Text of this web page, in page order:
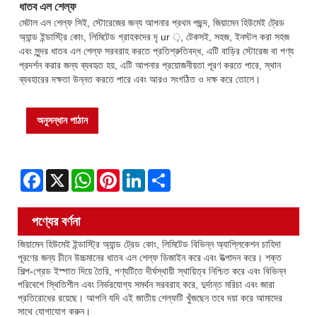
ধাতব এল শেল্ফ
মেটাল এল শেল্ফ সিই, স্টোরেজের জন্য আপনার প্রথম পছন্দ, জিয়ামেন হিউমেই ট্রেড
অ্যান্ড ইন্ডাস্ট্রি কোং, লিমিটেড গ্রাহকদের দৃ ur ়, টেকসই, সহজ, ইনস্টল করা সহজ
এবং সুন্দর ধাতব এল শেল্ফ সরবরাহ করতে প্রতিশ্রুতিবদ্ধ, এটি বাড়ির স্টোরেজ বা পণ্য
প্রদর্শন করার জন্য ব্যবহৃত হয়, এটি আপনার প্রয়োজনীয়তা পূরণ করতে পারে, স্থান
ব্যবহারের দক্ষতা উন্নত করতে পারে এবং আরও সংগঠিত ও দক্ষ করে তোলে।
অনুসন্ধান পাঠান
Facebook
X WhatsAppPinterestLinkedIn
পণ্যের বর্ণনা
জিয়ামেন হিউমেই ইন্ডাস্ট্রি অ্যান্ড ট্রেড কোং, লিমিটেড বিভিন্ন অ্যাপ্লিকেশন চাহিদা
পূরণের জন্য চীনে উচ্চমানের ধাতব এল শেল্ফ ডিজাইন করে এবং উত্পাদন করে। শক্ত
শিল্প-গ্রেড ইস্পাত দিয়ে তৈরি, পণ্যটিতে দীর্ঘস্থায়ী স্থায়িত্ব নিশ্চিত করে এবং বিভিন্ন
পরিবেশে স্থিতিশীল এবং নির্ভরযোগ্য সমর্থন সরবরাহ করে, দুর্দান্ত মরিচা এবং জারা
প্রতিরোধের রয়েছে। আপনি যদি এই জাতীয় শেল্ফটি খুঁজছেন তবে দয়া করে আমাদের
সাথে যোগাযোগ করুন।